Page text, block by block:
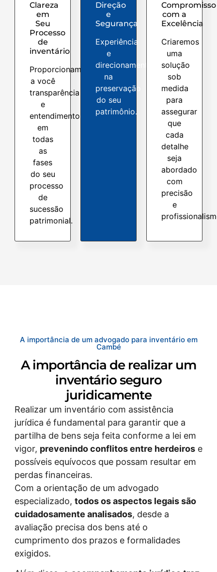
Clareza
em
Seu
Processo
de
inventário
Proporcionamos
a você
transparência
e
entendimento
em
todas
as
fases
do seu
processo
de
sucessão
patrimonial.
Direção
e
Segurança
Experiência
e
direcionamento
na
preservação
do seu
patrimônio.
Compromisso
com a
Excelência
Criaremos
uma
solução
sob
medida
para
assegurar
que
cada
detalhe
seja
abordado
com
precisão
e
A importância de um advogado para inventário em
Cambé
A importância de realizar um
inventário seguro
juridicamente
Realizar um inventário com assistência
jurídica é fundamental para garantir que a
partilha de bens seja feita conforme a lei em
vigor, prevenindo conflitos entre herdeiros e
possíveis equívocos que possam resultar em
perdas financeiras.
Com a orientação de um advogado
especializado, todos os aspectos legais são
cuidadosamente analisados, desde a
avaliação precisa dos bens até o
cumprimento dos prazos e formalidades
exigidos.